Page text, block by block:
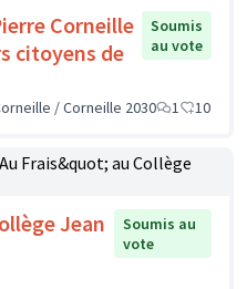
Corneille
citoyens de
Soumis
au vote
/ Corneille 2030 1 10
Jean
Soumis au
vote